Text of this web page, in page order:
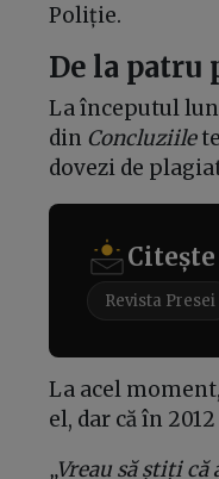
Poliție.
De la patru
La începutul
din Concluziile
dovezi de
Revista Presei
La acel
el, dar că în
„Vreau să știți